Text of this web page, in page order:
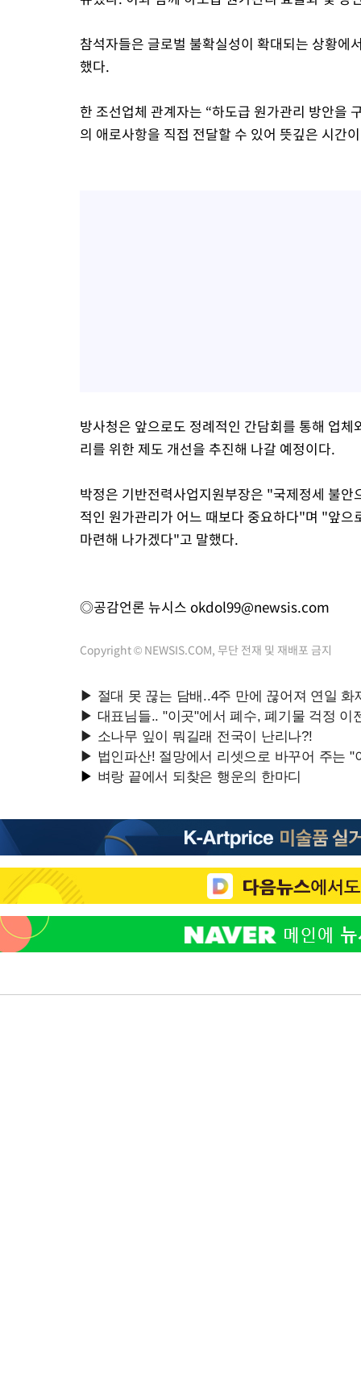
참석자들은 글로벌 불확실성이 확대되는 상황에
했다.
한 조선업체 관계자는 “하도급 원가관리 방안을
의 애로사항을 직접 전달할 수 있어 뜻깊은 시간
방사청은 앞으로도 정례적인 간담회를 통해 업
리를 위한 제도 개선을 추진해 나갈 예정이다.
박정은 기반전력사업지원부장은 "국제정세 불
적인 원가관리가 어느 때보다 중요하다"며 "앞
마련해 나가겠다"고 말했다.
◎공감언론 뉴시스 okdol99@newsis.com
Copyright © NEWSIS.COM, 무단 전재 및 재배포 금지